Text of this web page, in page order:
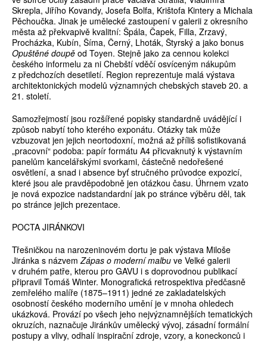
Skrepla, Jiřího Kovandy, Josefa Bolfa, Krištofa Kintery a Michala
Pěchoučka. Jinak je umělecké zastoupení v galerii z okresního
města až překvapivě kvalitní: Špála, Čapek, Filla, Zrzavý,
Procházka, Kubín, Šíma, Černý, Lhoták, Štyrský a jako bonus
Opuštěné doupě od Toyen. Stejně jako za cennou kolekci
českého informelu za ni Chebští vděčí osvíceným nákupům
z předchozích desetiletí. Region reprezentuje malá výstava
architektonických modelů významných chebských staveb 20. a
21. století.
Samozřejmostí jsou rozšířené popisky standardně uvádějící i
způsob nabytí toho kterého exponátu. Otázky tak může
vzbuzovat jen jejich neortodoxní, možná až příliš sofistikovaná
„pracovní“ podoba: papír formátu A4 přicvaknutý k výstavním
panelům kancelářskými svorkami, částečně nedořešené
osvětlení, a snad i absence byť stručného průvodce expozicí,
které jsou ale pravděpodobně jen otázkou času. Úhrnem vzato
je nová expozice nadstandardní jak po stránce výběru děl, tak
po stránce jejich prezentace.
POCTA JIRÁNKOVI
Třešničkou na narozeninovém dortu je pak výstava Miloše
Jiránka s názvemZápas o moderní malbu ve Velké galerii
v druhém patře, kterou pro GAVU i s doprovodnou publikací
připravil Tomáš Winter. Monografická retrospektiva předčasně
zemřelého malíře (1875–1911) jedné ze zakladatelských
osobností českého moderního umění je v mnoha ohledech
ukázková. Provází po všech jeho nejvýznamnějších tematických
okruzích, naznačuje Jiránkův umělecký vývoj, zásadní formální
postupy a vlivy, odhalí inspirační zdroje, vzory, a koneckonců i